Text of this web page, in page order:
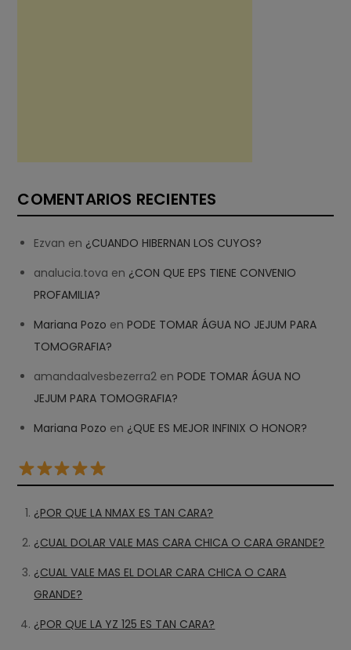
COMENTARIOS RECIENTES
Ezvan en ¿CUANDO HIBERNAN LOS CUYOS?
analucia.tova en ¿CON QUE EPS TIENE CONVENIO
PROFAMILIA?
Mariana Pozo enPODE TOMAR ÁGUA NO JEJUM PARA
TOMOGRAFIA?
amandaalvesbezerra2 enPODE TOMAR ÁGUA NO
JEJUM PARA TOMOGRAFIA?
Mariana Pozo en ¿QUE ES MEJOR INFINIX O HONOR?
¿POR QUE LA NMAX ES TAN CARA?
¿CUAL DOLAR VALE MAS CARA CHICA O CARA GRANDE?
¿CUAL VALE MAS EL DOLAR CARA CHICA O CARA
GRANDE?
¿POR QUE LA YZ 125 ES TAN CARA?